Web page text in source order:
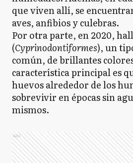
que viven allí, se
aves, anfibios y culebras.
Por otra parte, en 2020,
(Cyprinodontiformes), un
común, de brillantes
característica principal es
huevos alrededor de los
sobrevivir en épocas sin
mismos.
Ads